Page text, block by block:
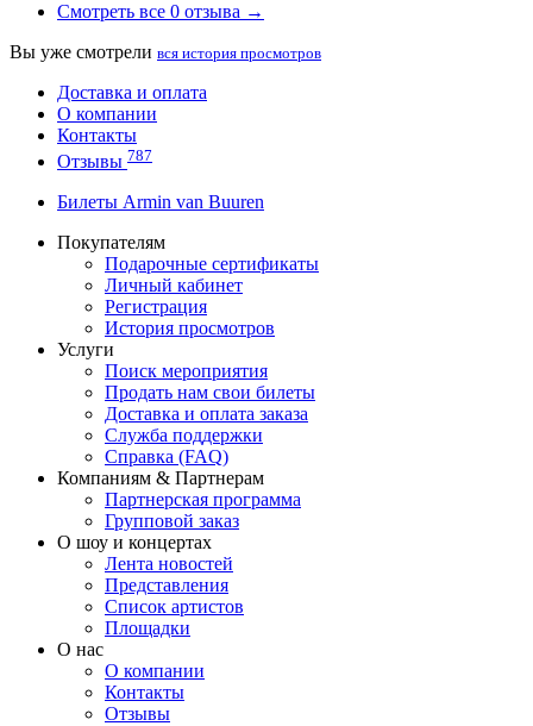
Смотреть все 0 отзыва →
Вы уже смотрели вся история просмотров
Доставка и оплата
О компании
Контакты
Отзывы 787
Билеты Armin van Buuren
Покупателям
Подарочные сертификаты
Личный кабинет
Регистрация
История просмотров
Услуги
Поиск мероприятия
Продать нам свои билеты
Доставка и оплата заказа
Служба поддержки
Справка (FAQ)
Компаниям & Партнерам
Партнерская программа
Групповой заказ
О шоу и концертах
Лента новостей
Представления
Список артистов
Площадки
О нас
О компании
Контакты
Отзывы